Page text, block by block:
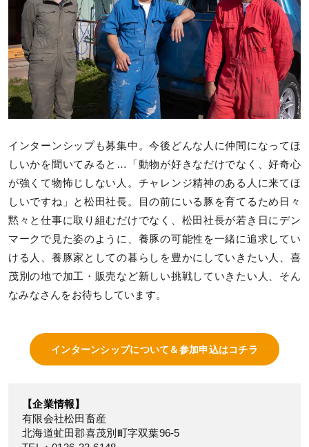
インターンシップも募集中。今後どんな人に仲間になってほ
しいかを聞いてみると…「動物が好きなだけでなく、好奇心
が強くて物怖じしない人。チャレンジ精神のある人に来てほ
しいですね」と松田社長。目の前にいる豚を育てるため日々
黙々と仕事に取り組むだけでなく、松田社長が若き日にデン
マークで見た姿のように、養豚の可能性を一緒に追求してい
ける人、養豚家としての暮らしを豊かにしていきたい人、喜
茂別の地で加工・販売など新しい挑戦していきたい人、そん
なみなさんをお待ちしています。
インターンシップについて＆参加申込はコチラ
【企業情報】
有限会社松田畜産
北海道虻田郡喜茂別町字双葉96-5